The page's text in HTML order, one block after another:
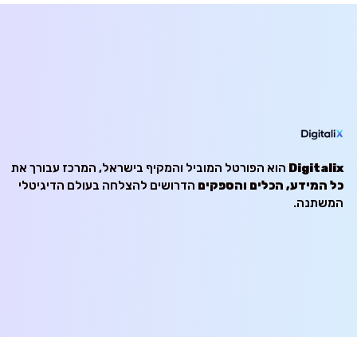
Digitalix הוא הפורטל המוביל והמקיף בישראל, המרכז עבורך את
כל המידע, הכלים והספקים הדרושים להצלחה בעולם הדיגיטלי
המשתנה.